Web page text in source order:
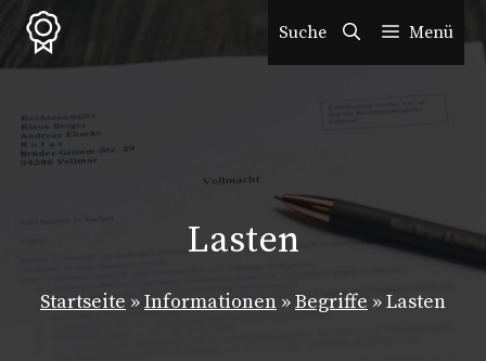
Zum
Inhalt
Suche Menü
Lasten
Startseite »Informationen »Begriffe »Lasten